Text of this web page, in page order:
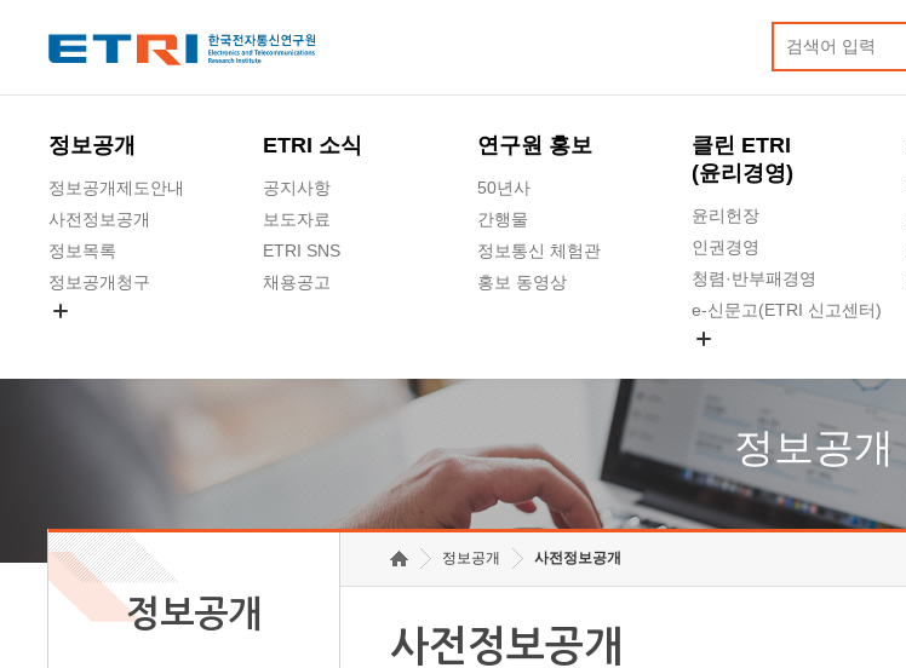
정보공개
정보공개제도안내
사전정보공개
정보목록
정보공개청구
ETRI 소식
공지사항
보도자료
ETRI SNS
채용공고
연구원 홍보
50년사
간행물
정보통신 체험관
홍보 동영상
클린 ETRI
(윤리경영)
윤리헌장
인권경영
청렴·반부패경영
e-신문고(ETRI 신고센터)
청렴포털 신고
고객의소리
수의계약 현황
부패징계 현황
감사결과공개
정보공개
정보공개
정보공개 사전정보공개
사전정보공개